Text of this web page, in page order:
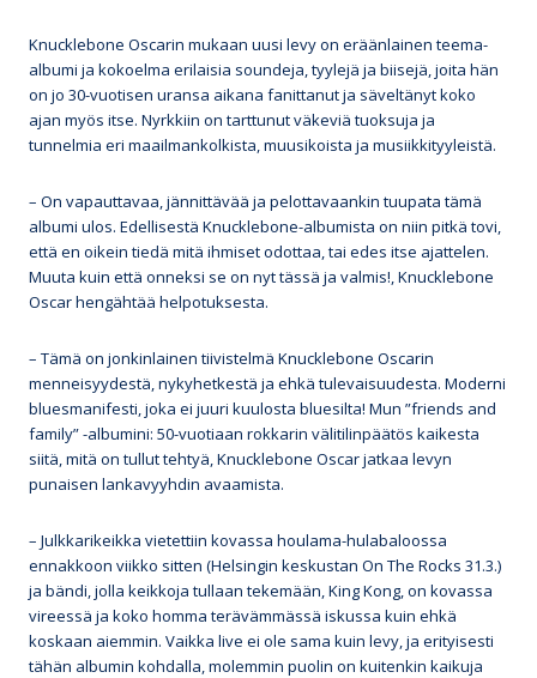
Knucklebone Oscarin mukaan uusi levy on eräänlainen teema-
albumi ja kokoelma erilaisia soundeja, tyylejä ja biisejä, joita hän
on jo 30-vuotisen uransa aikana fanittanut ja säveltänyt koko
ajan myös itse. Nyrkkiin on tarttunut väkeviä tuoksuja ja
tunnelmia eri maailmankolkista, muusikoista ja musiikkityyleistä.
– On vapauttavaa, jännittävää ja pelottavaankin tuupata tämä
albumi ulos. Edellisestä Knucklebone-albumista on niin pitkä tovi,
että en oikein tiedä mitä ihmiset odottaa, tai edes itse ajattelen.
Muuta kuin että onneksi se on nyt tässä ja valmis!, Knucklebone
Oscar hengähtää helpotuksesta.
– Tämä on jonkinlainen tiivistelmä Knucklebone Oscarin
menneisyydestä, nykyhetkestä ja ehkä tulevaisuudesta. Moderni
bluesmanifesti, joka ei juuri kuulosta bluesilta! Mun ”friends and
family” -albumini: 50-vuotiaan rokkarin välitilinpäätös kaikesta
siitä, mitä on tullut tehtyä, Knucklebone Oscar jatkaa levyn
punaisen lankavyyhdin avaamista.
– Julkkarikeikka vietettiin kovassa houlama-hulabaloossa
ennakkoon viikko sitten (Helsingin keskustan On The Rocks 31.3.)
ja bändi, jolla keikkoja tullaan tekemään, King Kong, on kovassa
vireessä ja koko homma terävämmässä iskussa kuin ehkä
koskaan aiemmin. Vaikka live ei ole sama kuin levy, ja erityisesti
tähän albumin kohdalla, molemmin puolin on kuitenkin kaikuja